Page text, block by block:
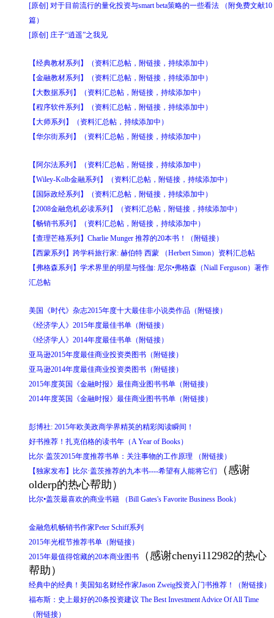
[原创] 对于目前流行的量化投资与smart beta策略的一些看法 （附免费文献10
篇）
[原创] 庄子“逍遥”之我见
【经典教材系列】（资料汇总帖，附链接，持续添加中）
【金融教材系列】（资料汇总帖，附链接，持续添加中）
【大数据系列】（资料汇总帖，附链接，持续添加中）
【程序软件系列】（资料汇总帖，附链接，持续添加中）
【大师系列】（资料汇总帖，持续添加中）
【华尔街系列】（资料汇总帖，附链接，持续添加中）
【阿尔法系列】（资料汇总帖，附链接，持续添加中）
【Wiley-Kolb金融系列】（资料汇总帖，附链接，持续添加中）
【国际政经系列】（资料汇总帖，附链接，持续添加中）
【2008金融危机必读系列】（资料汇总帖，附链接，持续添加中）
【畅销书系列】（资料汇总帖，附链接，持续添加中）
【查理芒格系列】Charlie Munger 推荐的20本书！（附链接）
【西蒙系列】跨学科旅行家: 赫伯特 西蒙 （Herbert Simon）资料汇总帖
【弗格森系列】学术界里的明星与怪伽: 尼尔•弗格森（Niall Ferguson）著作
汇总帖
美国《时代》杂志2015年度十大最佳非小说类作品（附链接）
《经济学人》2015年度最佳书单（附链接）
《经济学人》2014年度最佳书单（附链接）
亚马逊2015年度最佳商业投资类图书（附链接）
亚马逊2014年度最佳商业投资类图书（附链接）
2015年度英国《金融时报》最佳商业图书书单（附链接）
2014年度英国《金融时报》最佳商业图书书单（附链接）
彭博社: 2015年欧美政商学界精英的精彩阅读瞬间！
好书推荐！扎克伯格的读书年（A Year of Books）
比尔·盖茨2015年度推荐书单：关注事物的工作原理 （附链接）
【独家发布】比尔·盖茨推荐的九本书----希望有人能将它们
（感谢
olderp的热心帮助）
比尔•盖茨最喜欢的商业书籍 （Bill Gates's Favorite Business Book）
金融危机畅销书作家Peter Schiff系列
2015年光棍节推荐书单（附链接）
2015年最值得馆藏的20本商业图书
（感谢chenyi112982的热心
帮助）
经典中的经典！美国知名财经作家Jason Zweig投资入门书推荐！（附链接）
福布斯：史上最好的20条投资建议 The Best Investment Advice Of All Time
（附链接）